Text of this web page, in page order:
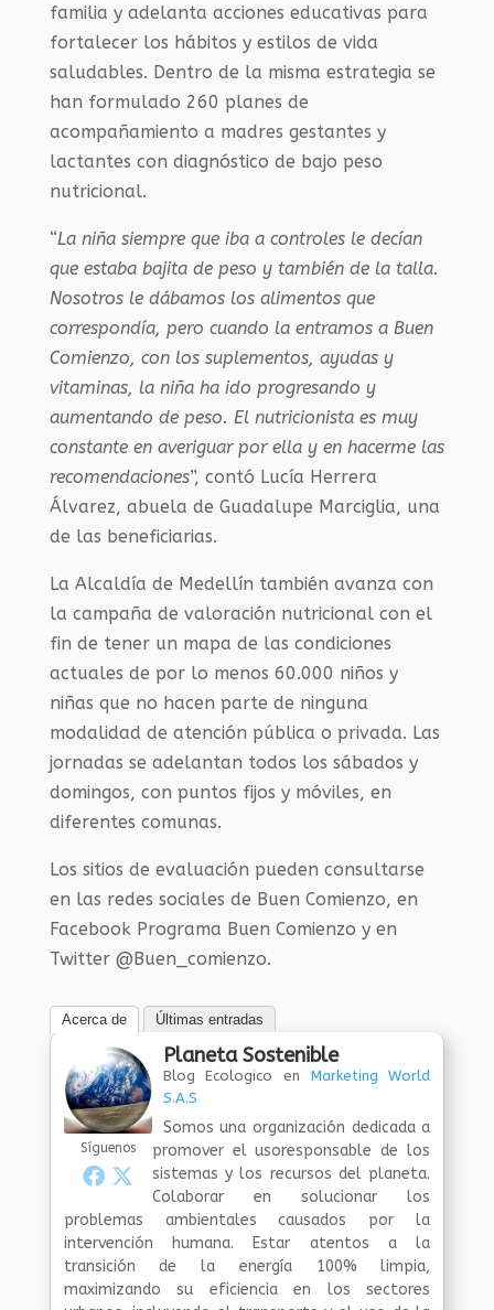
familia y adelanta acciones educativas para
fortalecer los hábitos y estilos de vida
saludables. Dentro de la misma estrategia se
han formulado 260 planes de
acompañamiento a madres gestantes y
lactantes con diagnóstico de bajo peso
nutricional.
“La niña siempre que iba a controles le decían
que estaba bajita de peso y también de la talla.
Nosotros le dábamos los alimentos que
correspondía, pero cuando la entramos a Buen
Comienzo, con los suplementos, ayudas y
vitaminas, la niña ha ido progresando y
aumentando de peso. El nutricionista es muy
constante en averiguar por ella y en hacerme las
recomendaciones”, contó Lucía Herrera
Álvarez, abuela de Guadalupe Marciglia, una
de las beneficiarias.
La Alcaldía de Medellín también avanza con
la campaña de valoración nutricional con el
fin de tener un mapa de las condiciones
actuales de por lo menos 60.000 niños y
niñas que no hacen parte de ninguna
modalidad de atención pública o privada. Las
jornadas se adelantan todos los sábados y
domingos, con puntos fijos y móviles, en
diferentes comunas.
Los sitios de evaluación pueden consultarse
en las redes sociales de Buen Comienzo, en
Facebook Programa Buen Comienzo y en
Twitter @Buen_comienzo.
Acerca de Últimas entradas
Síguenos
Planeta Sostenible
Blog Ecologico en Marketing World
S.A.S
Somos una organización dedicada a
promover el usoresponsable de los
sistemas y los recursos del planeta.
Colaborar en solucionar los
problemas ambientales causados por la
intervención humana. Estar atentos a la
transición de la energía 100% limpia,
maximizando su eficiencia en los sectores